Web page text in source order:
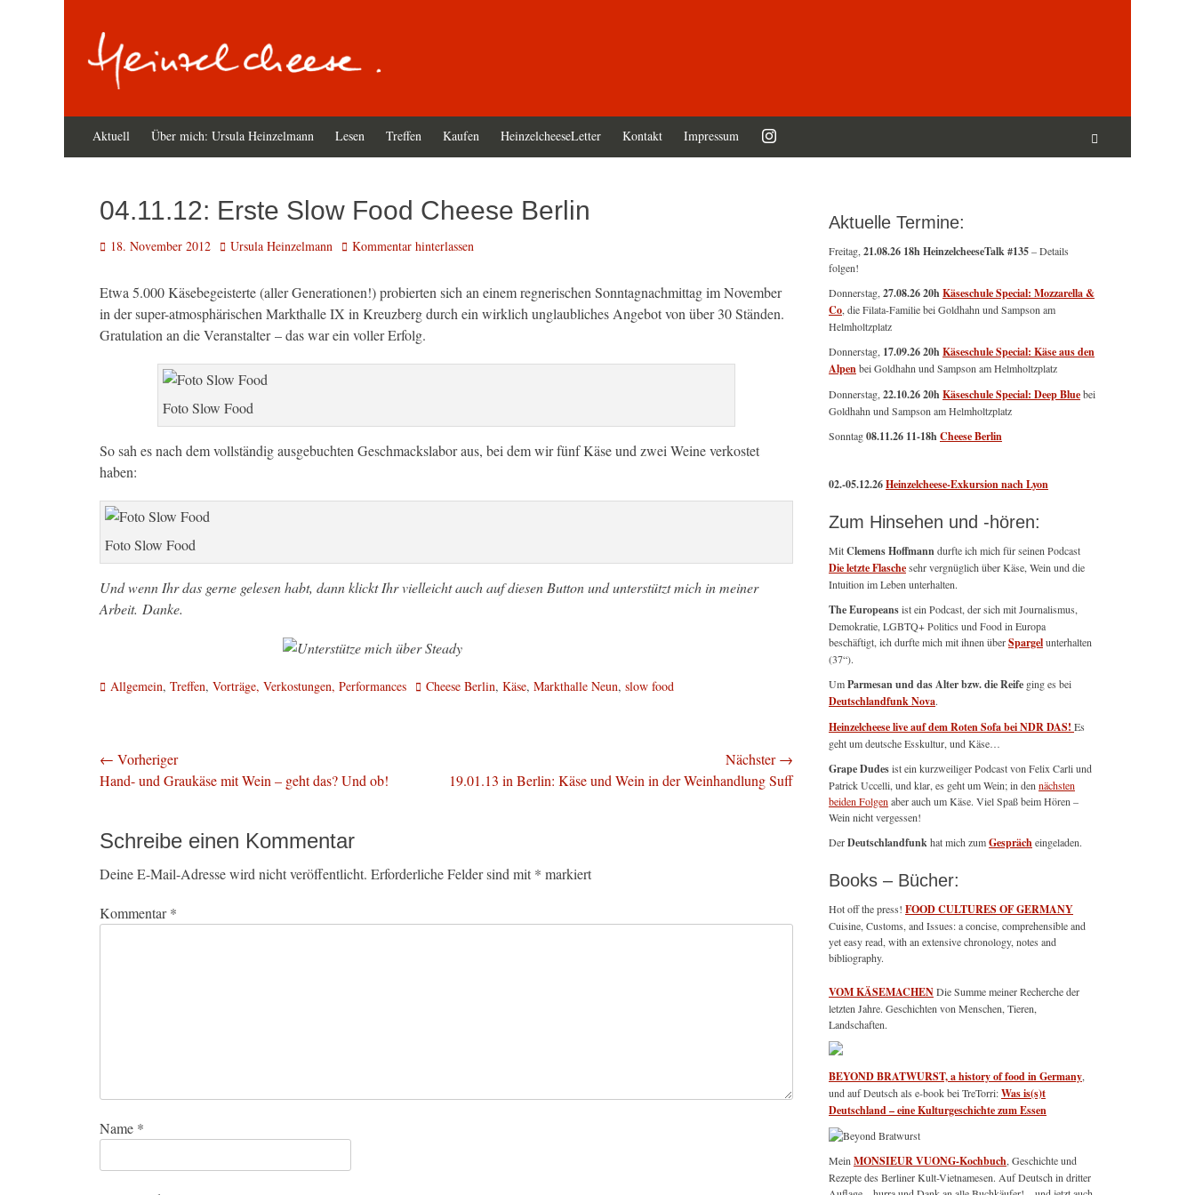
Primäres
Menü
Aktuell Über mich: Ursula Heinzelmann Lesen Treffen Kaufen HeinzelcheeseLetter Kontakt Impressum
04.11.12: Erste Slow Food Cheese Berlin
Veröffentlicht
18. November 2012 Autor
Ursula Heinzelmann Kommentar hinterlassen
Etwa 5.000 Käsebegeisterte (aller Generationen!) probierten sich an einem regnerischen Sonntagnachmittag im November
in der super-atmosphärischen Markthalle IX in Kreuzberg durch ein wirklich unglaubliches Angebot von über 30 Ständen.
Gratulation an die Veranstalter – das war ein voller Erfolg.
Foto Slow Food
So sah es nach dem vollständig ausgebuchten Geschmackslabor aus, bei dem wir fünf Käse und zwei Weine verkostet
haben:
Foto Slow Food
Und wenn Ihr das gerne gelesen habt, dann klickt Ihr vielleicht auch auf diesen Button und unterstützt mich in meiner
Arbeit. Danke.
Kategorien
Allgemein, Treffen, Vorträge, Verkostungen, Performances Schlagworte
Cheese Berlin, Käse, Markthalle Neun, slow food
Beitragsnavigation
← Vorheriger
Vorheriger
Hand- und Graukäse mit Wein – geht das? Und ob!
Nächster →
Nächster
19.01.13 in Berlin: Käse und Wein in der Weinhandlung Suff
Schreibe einen Kommentar
Deine E-Mail-Adresse wird nicht veröffentlicht. Erforderliche Felder sind mit * markiert
Kommentar*
Name *
Aktuelle Termine:
Freitag, 21.08.26 18h HeinzelcheeseTalk #135– Details
folgen!
Donnerstag, 27.08.26 20hKäseschule Special: Mozzarella &
Co , die Filata-Familie bei Goldhahn und Sampson am
Helmholtzplatz
Donnerstag, 17.09.26 20hKäseschule Special: Käse aus den
Alpenbei Goldhahn und Sampson am Helmholtzplatz
Donnerstag, 22.10.26 20hKäseschule Special: Deep Bluebei
Goldhahn und Sampson am Helmholtzplatz
Sonntag08.11.26 11-18hCheese Berlin
02.-05.12.26Heinzelcheese-Exkursion nach Lyon
Zum Hinsehen und -hören:
MitClemens Hoffmanndurfte ich mich für seinen Podcast
Die letzte Flaschesehr vergnüglich über Käse, Wein und die
Intuition im Leben unterhalten.
The Europeansist ein Podcast, der sich mit Journalismus,
Demokratie, LGBTQ+ Politics und Food in Europa
beschäftigt, ich durfte mich mit ihnen überSpargelunterhalten
(37“).
UmParmesan und das Alter bzw. die Reife ging es bei
Deutschlandfunk Nova.
Heinzelcheese live auf dem Roten Sofa bei NDR DAS! Es
geht um deutsche Esskultur, und Käse…
Grape Dudesist ein kurzweiliger Podcast von Felix Carli und
Patrick Uccelli, und klar, es geht um Wein; in den nächsten
beiden Folgen aber auch um Käse. Viel Spaß beim Hören –
Wein nicht vergessen!
DerDeutschlandfunkhat mich zumGesprächeingeladen.
Books – Bücher:
Hot off the press! FOOD CULTURES OF GERMANY
Cuisine, Customs, and Issues: a concise, comprehensible and
yet easy read, with an extensive chronology, notes and
bibliography.
VOM KÄSEMACHENDie Summe meiner Recherche der
letzten Jahre. Geschichten von Menschen, Tieren,
Landschaften.
BEYOND BRATWURST, a history of food in Germany
und auf Deutsch als e-book bei TreTorri:Was is(s)t
Deutschland – eine Kulturgeschichte zum Essen
Mein MONSIEUR VUONG-Kochbuch , Geschichte und
Rezepte des Berliner Kult-Vietnamesen. Auf Deutsch in dritter